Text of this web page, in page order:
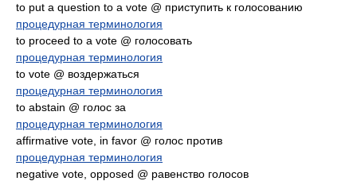
to put a question to a vote @ приступить к голосованию
процедурная терминология
to proceed to a vote @ голосовать
процедурная терминология
to vote @ воздержаться
процедурная терминология
to abstain @ голос за
процедурная терминология
affirmative vote, in favor @ голос против
процедурная терминология
negative vote, opposed @ равенство голосов